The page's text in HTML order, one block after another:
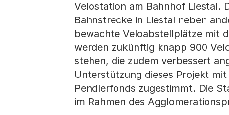
Velostation am Bahnhof Liestal.
Bahnstrecke in Liestal neben
bewachte Veloabstellplätze mit
werden zukünftig knapp 900
stehen, die zudem verbessert
Unterstützung dieses Projekt mit
Pendlerfonds zugestimmt. Die
im Rahmen des